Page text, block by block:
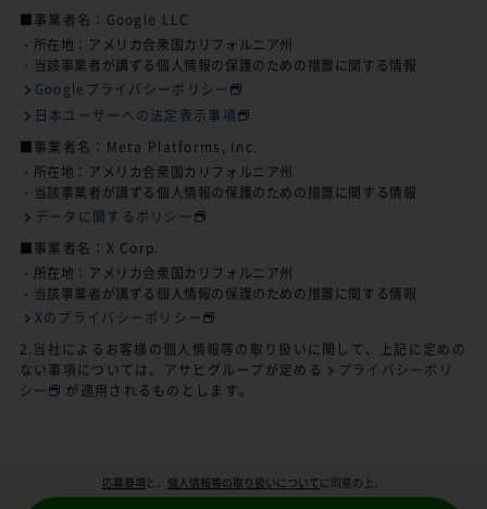
■事業者名：Google LLC
・所在地：アメリカ合衆国カリフォルニア州
・当該事業者が講ずる個人情報の保護のための措置に関する情報
Googleプライバシーポリシー
日本ユーザーへの法定表示事項
■事業者名：Meta Platforms, Inc.
・所在地：アメリカ合衆国カリフォルニア州
・当該事業者が講ずる個人情報の保護のための措置に関する情報
データに関するポリシー
■事業者名：X Corp.
・所在地：アメリカ合衆国カリフォルニア州
・当該事業者が講ずる個人情報の保護のための措置に関する情報
Xのプライバシーポリシー
2.当社によるお客様の個人情報等の取り扱いに関して、上記に定めの
ない事項については、アサヒグループが定める
プライバシーポリ
シー
が適用されるものとします。
応募要項 と、 個人情報等の取り扱いについてに同意の上、